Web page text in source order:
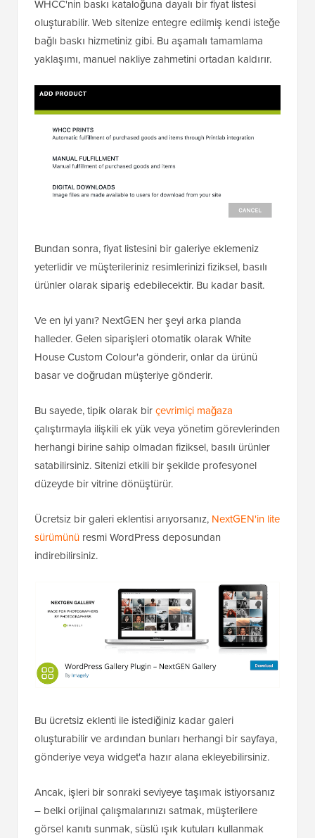
WHCC'nin baskı kataloğuna dayalı bir fiyat listesi
oluşturabilir. Web sitenize entegre edilmiş kendi isteğe
bağlı baskı hizmetiniz gibi. Bu aşamalı tamamlama
yaklaşımı, manuel nakliye zahmetini ortadan kaldırır.
Bundan sonra, fiyat listesini bir galeriye eklemeniz
yeterlidir ve müşterileriniz resimlerinizi fiziksel, basılı
ürünler olarak sipariş edebilecektir. Bu kadar basit.
Ve en iyi yanı? NextGEN her şeyi arka planda
halleder. Gelen siparişleri otomatik olarak White
House Custom Colour'a gönderir, onlar da ürünü
basar ve doğrudan müşteriye gönderir.
Bu sayede, tipik olarak birçevrimiçi mağaza
çalıştırmayla ilişkili ek yük veya yönetim görevlerinden
herhangi birine sahip olmadan fiziksel, basılı ürünler
satabilirsiniz. Sitenizi etkili bir şekilde profesyonel
düzeyde bir vitrine dönüştürür.
Ücretsiz bir galeri eklentisi arıyorsanız, NextGEN'in lite
sürümünü resmi WordPress deposundan
indirebilirsiniz.
Bu ücretsiz eklenti ile istediğiniz kadar galeri
oluşturabilir ve ardından bunları herhangi bir sayfaya,
gönderiye veya widget'a hazır alana ekleyebilirsiniz.
Ancak, işleri bir sonraki seviyeye taşımak istiyorsanız
– belki orijinal çalışmalarınızı satmak, müşterilere
görsel kanıtı sunmak, süslü ışık kutuları kullanmak